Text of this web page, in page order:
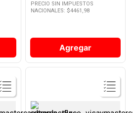
PRECIO SIN IMPUESTOS
NACIONALES: $4461,98
Agregar